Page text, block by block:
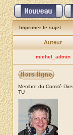
Imprimer le sujet
Auteur
michel_admin
Membre du Comité
TU